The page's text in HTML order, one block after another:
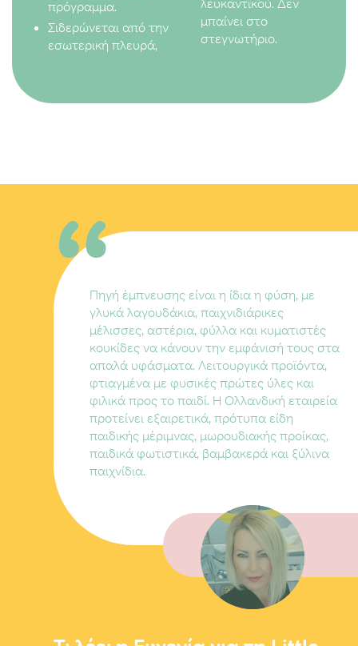
πρόγραμμα.
Σιδερώνεται από την
εσωτερική πλευρά,
λευκαντικού. Δεν
μπαίνει στο
στεγνωτήριο.
“Πηγή έμπνευσης είναι η ίδια η φύση, με
γλυκά λαγουδάκια, παιχνιδιάρικες
μέλισσες, αστέρια, φύλλα και κυματιστές
κουκίδες να κάνουν την εμφάνισή τους στα
απαλά υφάσματα. Λειτουργικά προϊόντα,
φτιαγμένα με φυσικές πρώτες ύλες και
φιλικά προς το παιδί. Η Ολλανδική εταιρεία
προτείνει εξαιρετικά, πρότυπα είδη
παιδικής μέριμνας, μωρουδιακής προίκας,
παιδικά φωτιστικά, βαμβακερά και ξύλινα
παιχνίδια.